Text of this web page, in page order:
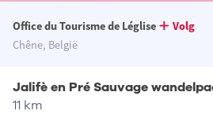
Office du Tourisme de Léglise
Volg
Chêne, België
Jalifè en Pré Sauvage
11 km